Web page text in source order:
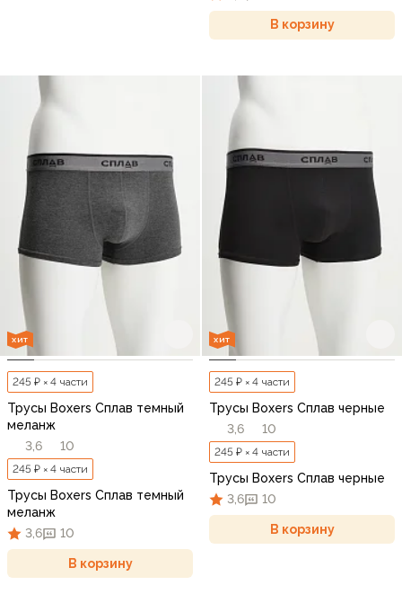
В корзину
ХИТ
245 ₽ × 4 части
Трусы Boxers Сплав темный
меланж
3,6
10
245 ₽ × 4 части
Трусы Boxers Сплав темный
меланж
3,6
10
В корзину
ХИТ
245 ₽ × 4 части
Трусы Boxers Сплав черные
3,6
10
245 ₽ × 4 части
Трусы Boxers Сплав черные
3,6
10
В корзину